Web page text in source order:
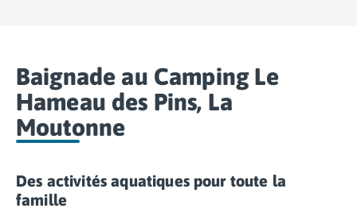
Camping Ghisonaccia
Camping Saint-Florent
Camping Franche-Comté
Camping Doubs
Camping Jura
Camping Haute-Normandie
Camping Eure
Baignade au Camping Le
Hameau des Pins, La
Moutonne
Des activités aquatiques pour toute la
famille